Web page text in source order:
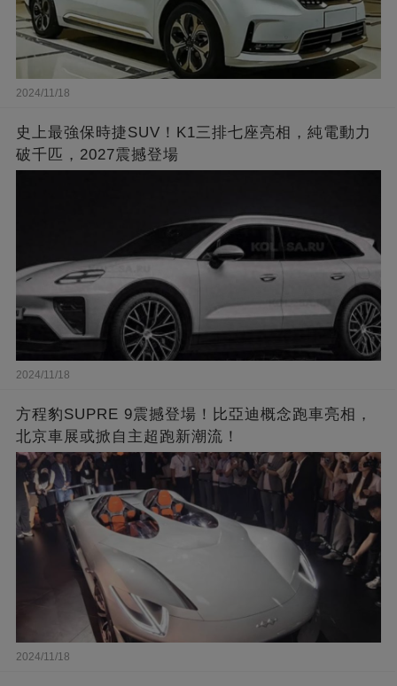
2024/11/18
史上最強保時捷SUV！K1三排七座亮相，純電動力
破千匹，2027震撼登場
2024/11/18
方程豹SUPRE 9震撼登場！比亞迪概念跑車亮相，
北京車展或掀自主超跑新潮流！
2024/11/18